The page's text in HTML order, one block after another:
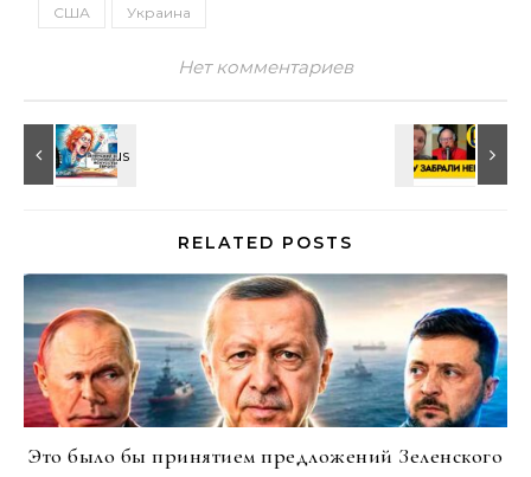
США
Украина
Нет комментариев
RELATED POSTS
Это было бы принятием предложений Зеленского